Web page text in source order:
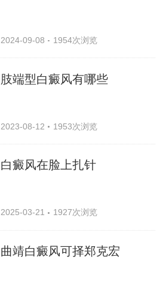
2024-09-08 1954次浏览
肢端型白癜风有哪些
2023-08-12 1953次浏览
白癜风在脸上扎针
2025-03-21 1927次浏览
曲靖白癜风可择郑克宏